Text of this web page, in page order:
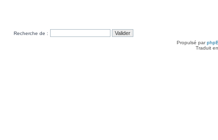
Recherche de :
Propulsé par
Traduit